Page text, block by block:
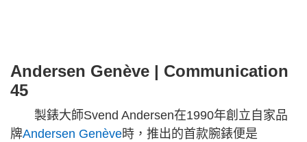
Andersen Genève | Communication
45
製錶大師Svend Andersen在1990年創立自家品
牌Andersen Genève時，推出的首款腕錶便是